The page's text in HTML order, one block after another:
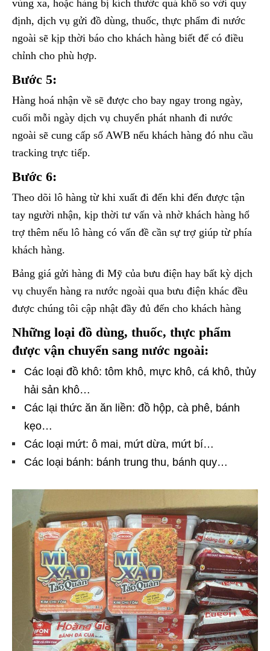
vùng xa, hoặc hàng bị kích thước quá khổ so với quy
định, dịch vụ gửi đồ dùng, thuốc, thực phẩm đi nước
ngoài sẽ kịp thời báo cho khách hàng biết để có điều
chỉnh cho phù hợp.
Bước 5:
Hàng hoá nhận về sẽ được cho bay ngay trong ngày,
cuối mỗi ngày dịch vụ chuyển phát nhanh đi nước
ngoài sẽ cung cấp số AWB nếu khách hàng đó nhu cầu
tracking trực tiếp.
Bước 6:
Theo dõi lô hàng từ khi xuất đi đến khi đến được tận
tay người nhận, kịp thời tư vấn và nhờ khách hàng hổ
trợ thêm nếu lô hàng có vấn đề cần sự trợ giúp từ phía
khách hàng.
Bảng giá gửi hàng đi Mỹ của bưu điện hay bất kỳ dịch
vụ chuyển hàng ra nước ngoài qua bưu điện khác đều
được chúng tôi cập nhật đầy đủ đến cho khách hàng
Những loại đồ dùng, thuốc, thực phẩm
được vận chuyển sang nước ngoài:
Các loại đồ khô: tôm khô, mực khô, cá khô, thủy
hải sản khô…
Các lại thức ăn ăn liền: đồ hộp, cà phê, bánh
kẹo…
Các loại mứt: ô mai, mứt dừa, mứt bí…
Các loại bánh: bánh trung thu, bánh quy…